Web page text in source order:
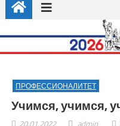
ПРОФЕССИОНАЛИТЕТ
Учимся, учимся,